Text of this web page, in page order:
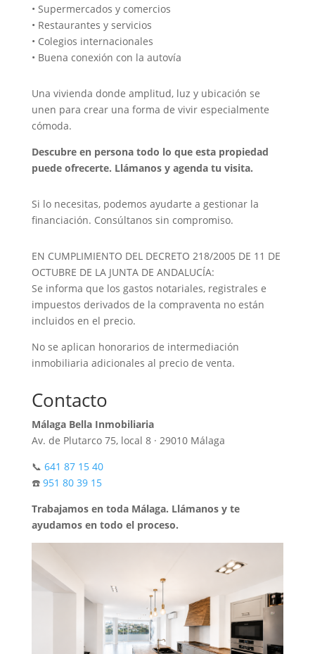
• Supermercados y comercios
• Restaurantes y servicios
• Colegios internacionales
• Buena conexión con la autovía
Una vivienda donde amplitud, luz y ubicación se
unen para crear una forma de vivir especialmente
cómoda.
Descubre en persona todo lo que esta propiedad
puede ofrecerte. Llámanos y agenda tu visita.
Si lo necesitas, podemos ayudarte a gestionar la
financiación. Consúltanos sin compromiso.
EN CUMPLIMIENTO DEL DECRETO 218/2005 DE 11 DE
OCTUBRE DE LA JUNTA DE ANDALUCÍA:
Se informa que los gastos notariales, registrales e
impuestos derivados de la compraventa no están
incluidos en el precio.
No se aplican honorarios de intermediación
inmobiliaria adicionales al precio de venta.
Contacto
Málaga Bella Inmobiliaria
Av. de Plutarco 75, local 8 · 29010 Málaga
📞 641 87 15 40
☎️ 951 80 39 15
Trabajamos en toda Málaga. Llámanos y te
ayudamos en todo el proceso.